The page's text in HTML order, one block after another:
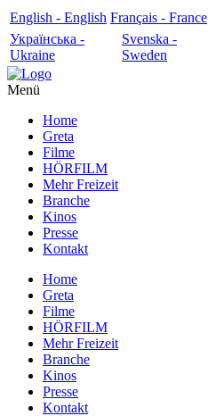
English - English Français - France
Українська -
Ukraine
Svenska -
Sweden
Menü
Home
Greta
Filme
HÖRFILM
Mehr Freizeit
Branche
Kinos
Presse
Kontakt
Home
Greta
Filme
HÖRFILM
Mehr Freizeit
Branche
Kinos
Presse
Kontakt